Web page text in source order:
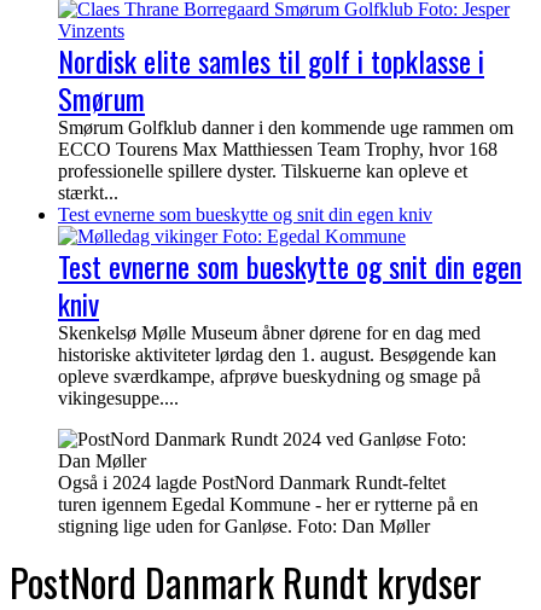
Nordisk elite samles til golf i topklasse i
Smørum
Smørum Golfklub danner i den kommende uge rammen om
ECCO Tourens Max Matthiessen Team Trophy, hvor 168
professionelle spillere dyster. Tilskuerne kan opleve et
stærkt...
Test evnerne som bueskytte og snit din egen kniv
Test evnerne som bueskytte og snit din egen
kniv
Skenkelsø Mølle Museum åbner dørene for en dag med
historiske aktiviteter lørdag den 1. august. Besøgende kan
opleve sværdkampe, afprøve bueskydning og smage på
vikingesuppe....
Også i 2024 lagde PostNord Danmark Rundt-feltet
turen igennem Egedal Kommune - her er rytterne på en
stigning lige uden for Ganløse. Foto: Dan Møller
PostNord Danmark Rundt krydser